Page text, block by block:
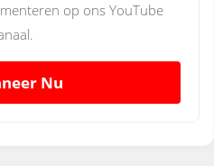
op ons YouTube
Nu